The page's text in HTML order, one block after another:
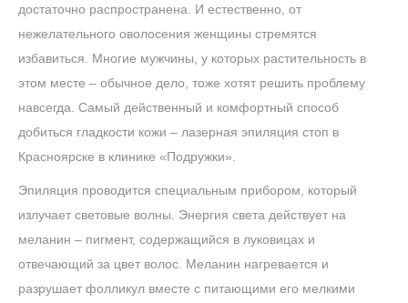
достаточно распространена. И естественно, от
нежелательного оволосения женщины стремятся
избавиться. Многие мужчины, у которых растительность в
этом месте – обычное дело, тоже хотят решить проблему
навсегда. Самый действенный и комфортный способ
добиться гладкости кожи – лазерная эпиляция стоп в
Красноярске в клинике «Подружки».
Эпиляция проводится специальным прибором, который
излучает световые волны. Энергия света действует на
меланин – пигмент, содержащийся в луковицах и
отвечающий за цвет волос. Меланин нагревается и
разрушает фолликул вместе с питающими его мелкими